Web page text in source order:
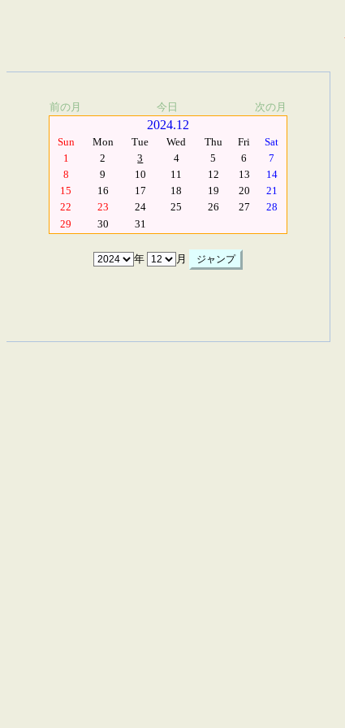
前の月 今日 次の月
2024.12
Sun Mon Tue Wed Thu Fri
Sat
1
2 3 4 5 6
7
8
9 10 11 12 13
14
15
16 17 18 19 20
21
22
23 24 25 26 27
28
29
30 31
年 月